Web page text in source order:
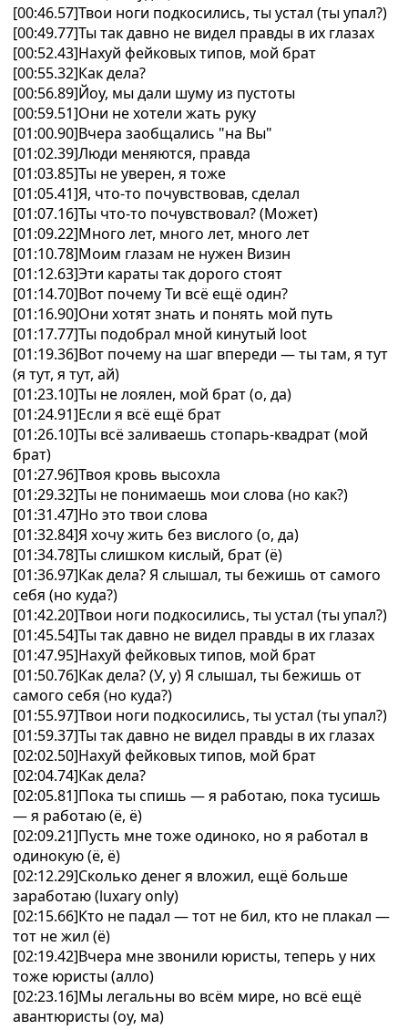
[00:46.57]Твои ноги подкосились, ты устал (ты упал?)
[00:49.77]Ты так давно не видел правды в их глазах
[00:52.43]Нахуй фейковых типов, мой брат
[00:55.32]Как дела?
[00:56.89]Йоу, мы дали шуму из пустоты
[00:59.51]Они не хотели жать руку
[01:00.90]Вчера заобщались "на Вы"
[01:02.39]Люди меняются, правда
[01:03.85]Ты не уверен, я тоже
[01:05.41]Я, что-то почувствовав, сделал
[01:07.16]Ты что-то почувствовал? (Может)
[01:09.22]Много лет, много лет, много лет
[01:10.78]Моим глазам не нужен Визин
[01:12.63]Эти караты так дорого стоят
[01:14.70]Вот почему Ти всё ещё один?
[01:16.90]Они хотят знать и понять мой путь
[01:17.77]Ты подобрал мной кинутый loot
[01:19.36]Вот почему на шаг впереди — ты там, я тут
(я тут, я тут, ай)
[01:23.10]Ты не лоялен, мой брат (о, да)
[01:24.91]Если я всё ещё брат
[01:26.10]Ты всё заливаешь стопарь-квадрат (мой
брат)
[01:27.96]Твоя кровь высохла
[01:29.32]Ты не понимаешь мои слова (но как?)
[01:31.47]Но это твои слова
[01:32.84]Я хочу жить без вислого (о, да)
[01:34.78]Ты слишком кислый, брат (ё)
[01:36.97]Как дела? Я слышал, ты бежишь от самого
себя (но куда?)
[01:42.20]Твои ноги подкосились, ты устал (ты упал?)
[01:45.54]Ты так давно не видел правды в их глазах
[01:47.95]Нахуй фейковых типов, мой брат
[01:50.76]Как дела? (У, у) Я слышал, ты бежишь от
самого себя (но куда?)
[01:55.97]Твои ноги подкосились, ты устал (ты упал?)
[01:59.37]Ты так давно не видел правды в их глазах
[02:02.50]Нахуй фейковых типов, мой брат
[02:04.74]Как дела?
[02:05.81]Пока ты спишь — я работаю, пока тусишь
— я работаю (ё, ё)
[02:09.21]Пусть мне тоже одиноко, но я работал в
одинокую (ё, ё)
[02:12.29]Сколько денег я вложил, ещё больше
заработаю (luxary only)
[02:15.66]Кто не падал — тот не бил, кто не плакал —
тот не жил (ё)
[02:19.42]Вчера мне звонили юристы, теперь у них
тоже юристы (алло)
[02:23.16]Мы легальны во всём мире, но всё ещё
авантюристы (оу, ма)